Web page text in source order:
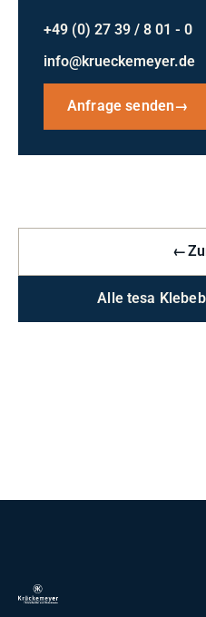
+49 (0) 27 39 / 8 01 - 0
info@krueckemeyer.de
Anfrage senden→
←
Alle tesa